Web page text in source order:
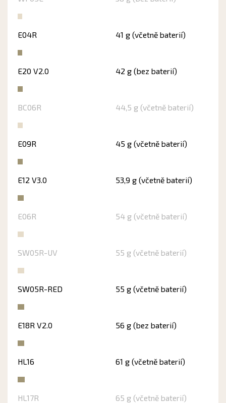
E04R 41 g (včetně baterií)
E20 V2.0 42 g (bez baterií)
BC06R 44,5 g (včetně baterií)
E09R 45 g (včetně baterií)
E12 V3.0 53,9 g (včetně baterií)
E06R 54 g (včetně baterií)
SW05R-UV 55 g (včetně baterií)
SW05R-RED 55 g (včetně baterií)
E18R V2.0 56 g (bez baterií)
HL16 61 g (včetně baterií)
HL17R 65 g (včetně baterií)